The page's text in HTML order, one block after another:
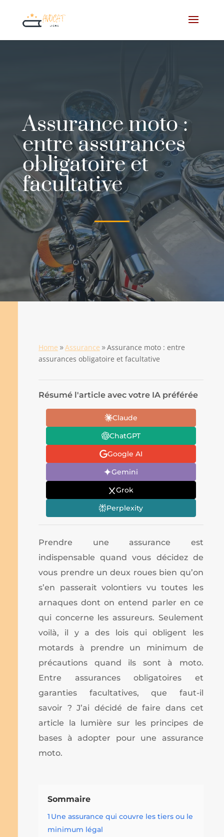
Assurance moto :
entre assurances
obligatoire et
facultative
Home 9Assurance 9Assurance moto : entre
assurances obligatoire et facultative
Résumé l'article avec votre IA préférée
Claude
ChatGPT
Google AI
Gemini
Grok
Perplexity
Prendre une assurance est
indispensable quand vous décidez de
vous prendre un deux roues bien qu’on
s’en passerait volontiers vu toutes les
arnaques dont on entend parler en ce
qui concerne les assureurs. Seulement
voilà, il y a des lois qui obligent les
motards à prendre un minimum de
précautions quand ils sont à moto.
Entre assurances obligatoires et
garanties facultatives, que faut-il
savoir ? J’ai décidé de faire dans cet
article la lumière sur les principes de
bases à adopter pour une assurance
moto.
Sommaire
1 Une assurance qui couvre les tiers ou le
minimum légal